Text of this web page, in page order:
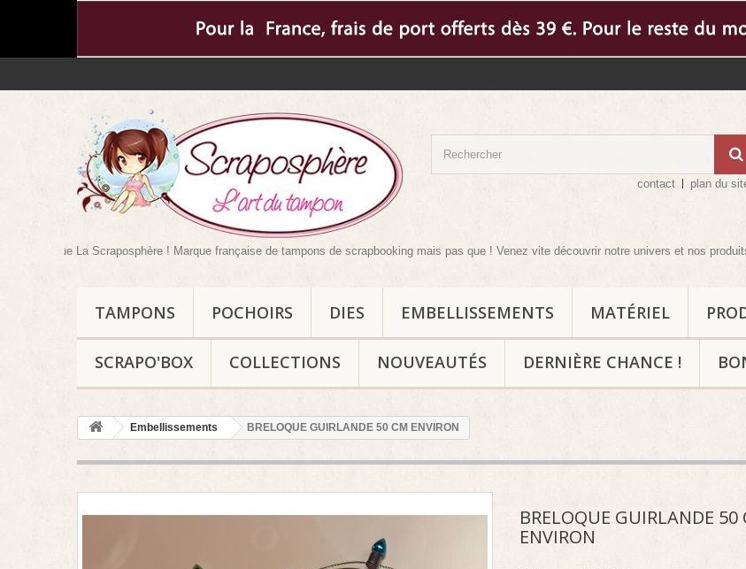
contact plan du
La Scraposphère ! Marque française de tampons de scrapbooking mais pas que ! Venez vite découvrir notre univers et nos produits
TAMPONS POCHOIRS DIES EMBELLISSEMENTS MATÉRIEL
SCRAPO'BOX COLLECTIONS NOUVEAUTÉS DERNIÈRE CHANCE !
Embellissements BRELOQUE GUIRLANDE 50 CM ENVIRON
BRELOQUE GUIRLANDE 50
ENVIRON